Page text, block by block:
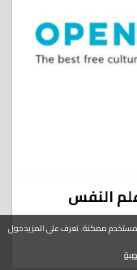
مستخدم ممكنة. تعرف على المزيد حول